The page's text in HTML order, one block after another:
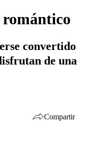
convertido
de una
Compartir